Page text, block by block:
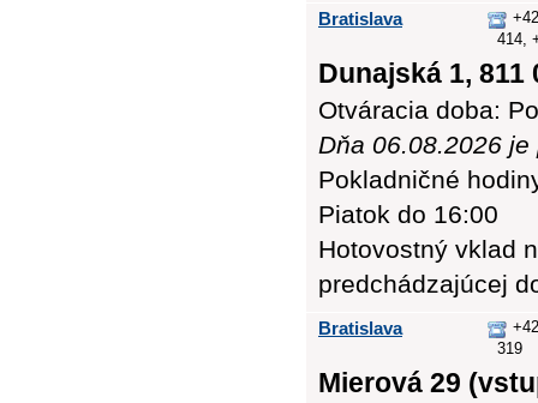
Bratislava
414,
Dunajská 1, 811
Otváracia doba:
Dňa 06.08.2026
Pokladničné
Piatok do 16:00
Hotovostný vklad
predchádzajúcej
Bratislava
319
Mierová 29